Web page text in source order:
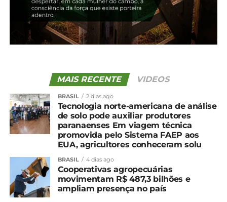
TÓPICOS RELACIONADOS:
UP NEXT
Cotação agrícola para a região de Irati
MAIS RECENTE VIDEOS
BRASIL 2 dias ago
Tecnologia norte-americana de análise
de solo pode auxiliar produtores
paranaenses Em viagem técnica
promovida pelo Sistema FAEP aos
EUA, agricultores conheceram solu
BRASIL 4 dias ago
Cooperativas agropecuárias
movimentam R$ 487,3 bilhões e
ampliam presença no país